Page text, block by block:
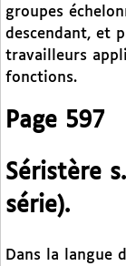
groupes
descendant, et
travailleurs
fonctions.
Page 597
Séristère
série).
Dans la langue